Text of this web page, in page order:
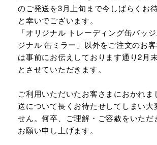
のご発送を3月上旬まで今しばらくお
と幸いでございます。
「オリジナル トレーディング缶バッ
ジナル 缶ミラー」以外をご注文のお
は事前にお伝えしております通り2月
とさせていただきます。
ご利用いただいたお客さまにおかれま
送について長くお待たせしてしまい大
せん。何卒、ご理解・ご容赦をいただ
お願い申し上げます。